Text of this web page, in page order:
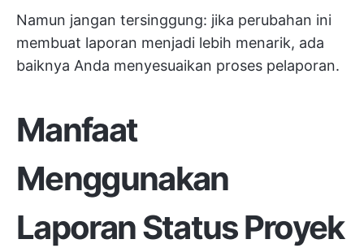
Namun jangan tersinggung: jika perubahan ini
membuat laporan menjadi lebih menarik, ada
baiknya Anda menyesuaikan proses pelaporan.
Manfaat
Menggunakan
Laporan Status Proyek